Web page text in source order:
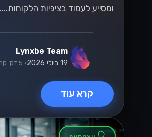
ומסייע לעמוד בציפיות הלקוחות....
Lynxbe Team
19 ביולי 2026 • 5 דק׳ קריאה
קרא עוד